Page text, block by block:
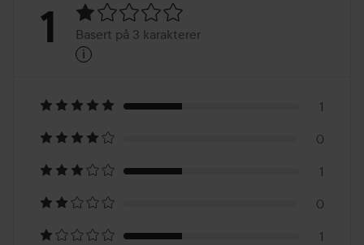
Vurdering:
Basert
på
3
karakterer
1 Basert på 3 karakterer
i
1
0
1
0
1